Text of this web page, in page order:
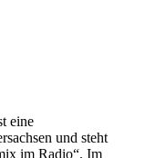
eine
und steht
im Radio“. Im